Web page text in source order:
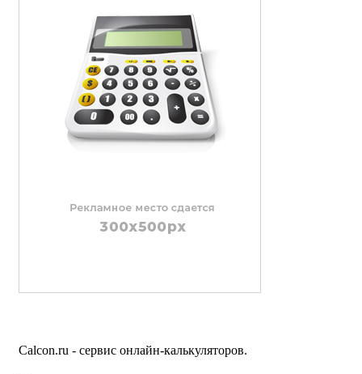
Calcon.ru - сервис онлайн-калькуляторов.